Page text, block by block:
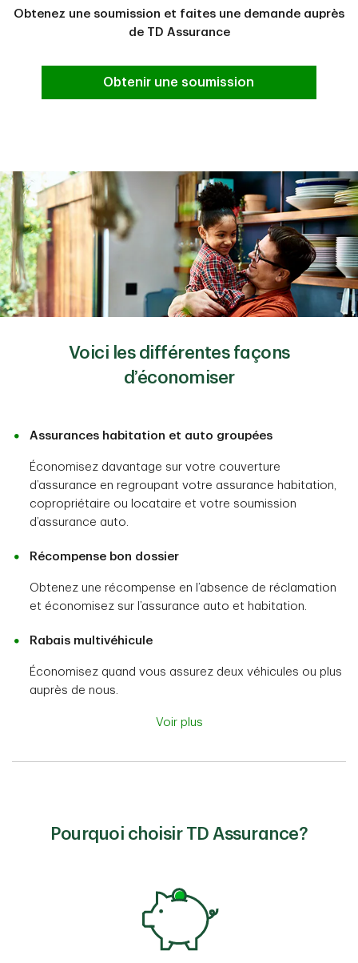
Obtenez une soumission et faites une demande auprès
de TD Assurance
Obtenir une soumission
Voici les différentes façons
d’économiser
Assurances habitation et auto groupées
Économisez davantage sur votre couverture
d’assurance en regroupant votre assurance habitation,
copropriétaire ou locataire et votre soumission
d’assurance auto.
Récompense bon dossier
Obtenez une récompense en l’absence de réclamation
et économisez sur l’assurance auto et habitation.
Rabais multivéhicule
Économisez quand vous assurez deux véhicules ou plus
auprès de nous.
Voir plus
Pourquoi choisir TD Assurance?